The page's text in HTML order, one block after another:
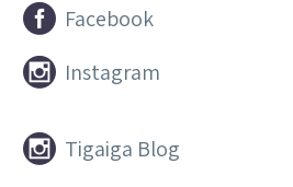

 Facebook

 Instagram

 Tigaiga Blog